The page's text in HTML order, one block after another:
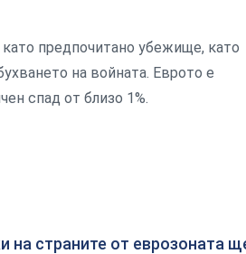
предпочитано убежище, като
на войната. Еврото е
спад от близо 1%.
на страните от еврозоната